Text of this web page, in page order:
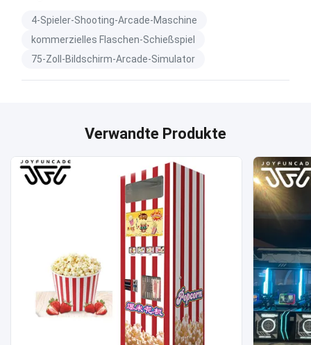
4-Spieler-Shooting-Arcade-Maschine
kommerzielles Flaschen-Schießspiel
75-Zoll-Bildschirm-Arcade-Simulator
Verwandte Produkte